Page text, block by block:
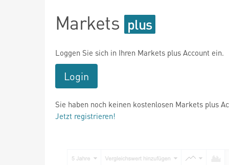
Markets
Loggen Sie sich in Ihren Markets plus Account ein.
Login
Sie haben noch keinen kostenlosen Markets plus
Jetzt registrieren!